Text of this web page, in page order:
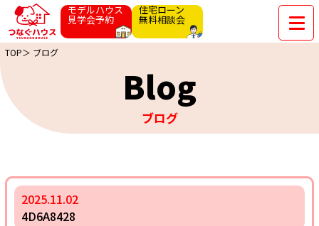
モデルハウス
見学会予約
住宅ローン
無料相談会
TOP＞ ブログ
Blog
ブログ
2025.11.02
4D6A8428